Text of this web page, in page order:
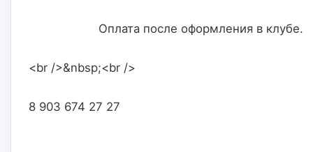
                    Оплата после оформления в клубе.
<br />&nbsp;<br />
8 903 674 27 27